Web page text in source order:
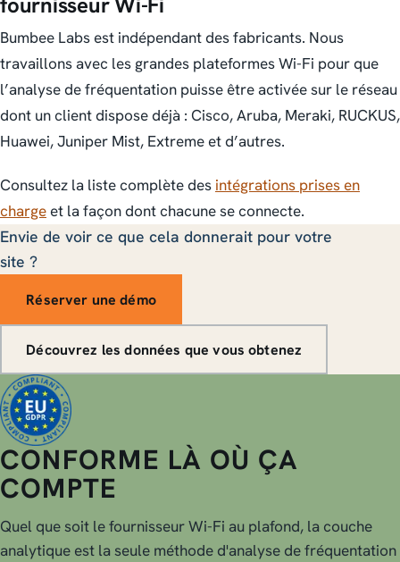
Bumbee Labs est indépendant des fabricants. Nous
travaillons avec les grandes plateformes Wi-Fi pour que
l’analyse de fréquentation puisse être activée sur le réseau
dont un client dispose déjà : Cisco, Aruba, Meraki, RUCKUS,
Huawei, Juniper Mist, Extreme et d’autres.
Consultez la liste complète des intégrations prises en
chargeet la façon dont chacune se connecte.
Envie de voir ce que cela donnerait pour votre
site ?
Réserver une démo
Découvrez les données que vous obtenez
CONFORME LÀ OÙ ÇA
COMPTE
Quel que soit le fournisseur Wi-Fi au plafond, la couche
analytique est la seule méthode d'analyse de fréquentation